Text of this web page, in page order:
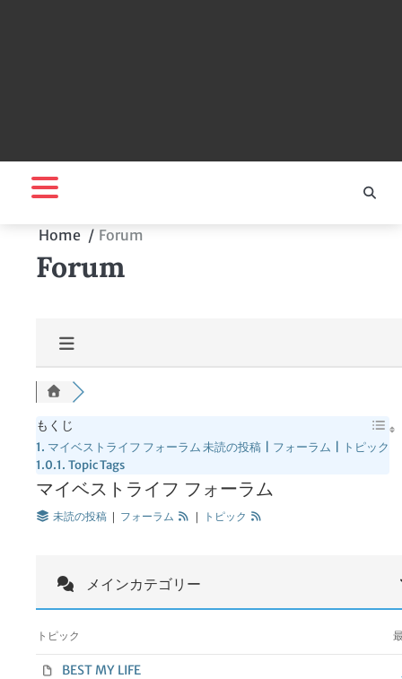
Home Forum
Forum
もくじ
マイベストライフ フォーラム 未読の投稿 | フォーラム | トピック
Topic Tags
マイベストライフ フォーラム
未読の投稿 | フォーラム | トピック
メインカテゴリー
トピック
BEST MY LIFE